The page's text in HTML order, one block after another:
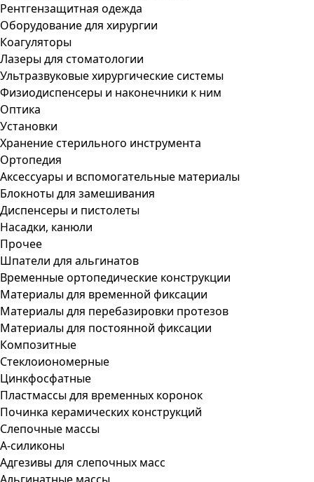
Рентгензащитная одежда
Оборудование для хирургии
Коагуляторы
Лазеры для стоматологии
Ультразвуковые хирургические системы
Физиодиспенсеры и наконечники к ним
Оптика
Установки
Хранение стерильного инструмента
Ортопедия
Аксессуары и вспомогательные материалы
Блокноты для замешивания
Диспенсеры и пистолеты
Насадки, канюли
Прочее
Шпатели для альгинатов
Временные ортопедические конструкции
Материалы для временной фиксации
Материалы для перебазировки протезов
Материалы для постоянной фиксации
Композитные
Стеклоиономерные
Цинкфосфатные
Пластмассы для временных коронок
Починка керамических конструкций
Слепочные массы
А-силиконы
Адгезивы для слепочных масс